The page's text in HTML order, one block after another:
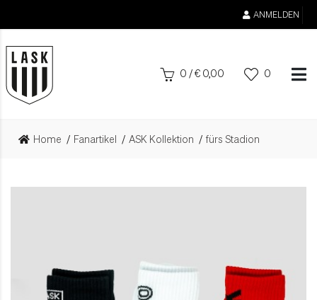
ANMELDEN
0 /€ 0,00 0
Home Fanartikel ASK Kollektion fürs Stadion